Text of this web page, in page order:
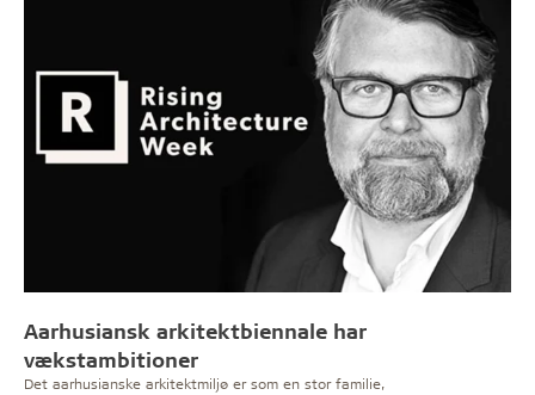
Aarhusiansk arkitektbiennale har
vækstambitioner
Det aarhusianske arkitektmiljø er som en stor familie,